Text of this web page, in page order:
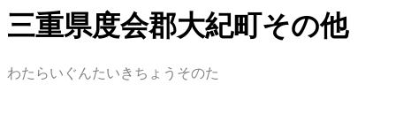
三重県度会郡大紀町その他
わたらいぐんたいきちょうそのた